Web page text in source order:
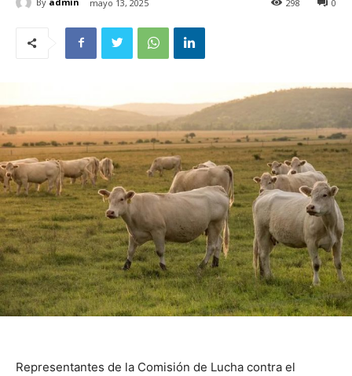
mayo 13, 2025 0
298
Representantes de la Comisión de Lucha contra el